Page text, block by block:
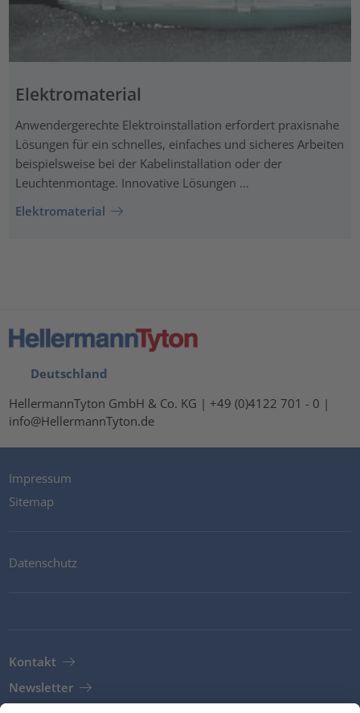
Elektromaterial
Anwendergerechte Elektroinstallation erfordert praxisnahe
Lösungen für ein schnelles, einfaches und sicheres Arbeiten
beispielsweise bei der Kabelinstallation oder der
Leuchtenmontage. Innovative Lösungen ...
Elektromaterial
Deutschland
HellermannTyton GmbH & Co. KG | +49 (0)4122 701 - 0 |
info@HellermannTyton.de
Impressum
Sitemap
Datenschutz
Kontakt
Newsletter